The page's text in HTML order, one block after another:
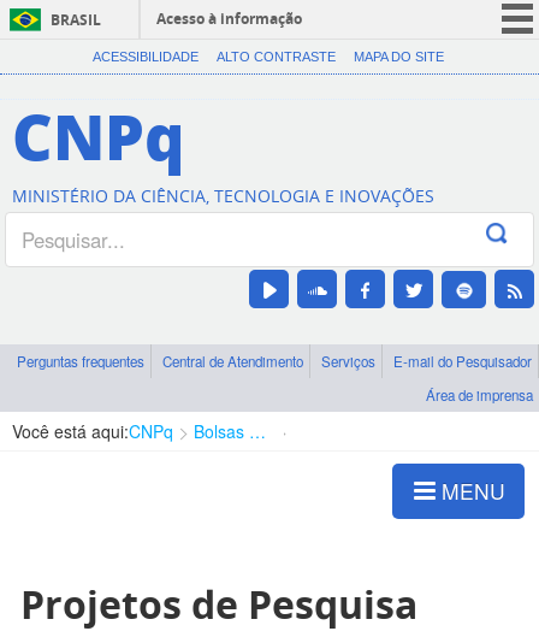
BRASIL
Acesso à informação
CORONAVÍRUS (COVID-19)
Canais
ACESSIBILIDADE ALTO CONTRASTE MAPA DO SITE
CNPq
MINISTÉRIO DA CIÊNCIA, TECNOLOGIA E INOVAÇÕES
Perguntas frequentes Central de Atendimento Serviços
E-mail do Pesquisador
Área de imprensa
Você está aqui:CNPq Bolsas e Auxílios Vigentes
MENU
Projetos de Pesquisa